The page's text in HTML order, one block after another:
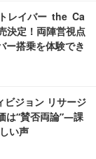
レイバー the Ca
決定！両陣営視点
ー搭乗を体験でき
ビジョン リサージ
は“賛否両論”―課
い声